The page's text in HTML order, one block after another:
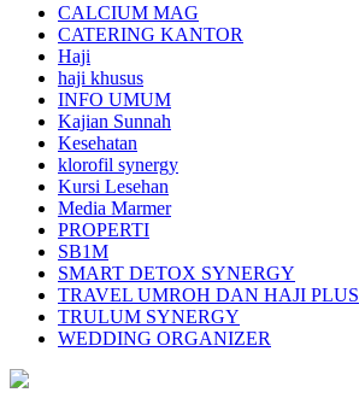
CALCIUM MAG
CATERING KANTOR
Haji
haji khusus
INFO UMUM
Kajian Sunnah
Kesehatan
klorofil synergy
Kursi Lesehan
Media Marmer
PROPERTI
SB1M
SMART DETOX SYNERGY
TRAVEL UMROH DAN HAJI PLUS
TRULUM SYNERGY
WEDDING ORGANIZER